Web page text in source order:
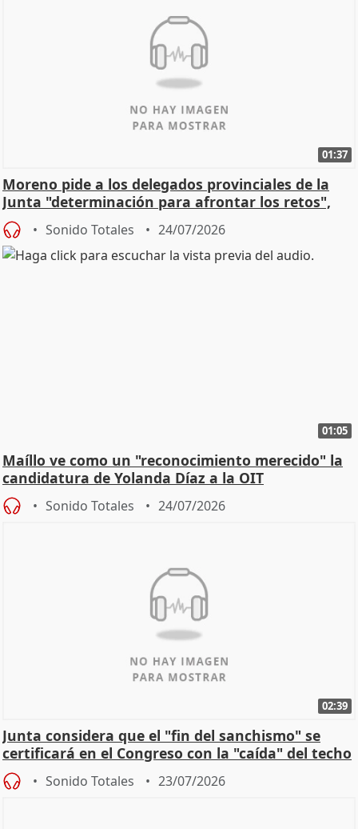
01:37
Moreno pide a los delegados provinciales de la
Junta "determinación para afrontar los retos",
diálog
Sonido Totales 24/07/2026
01:05
Maíllo ve como un "reconocimiento merecido" la
candidatura de Yolanda Díaz a la OIT
Sonido Totales 24/07/2026
02:39
Junta considera que el "fin del sanchismo" se
certificará en el Congreso con la "caída" del techo
de
Sonido Totales 23/07/2026